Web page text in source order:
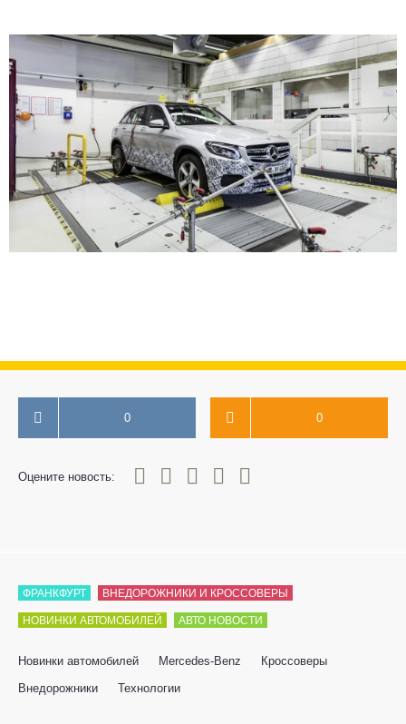
0 0
Оцените новость:
0
1 3 4 5
ФРАНКФУРТ ВНЕДОРОЖНИКИ И КРОССОВЕРЫ
НОВИНКИ АВТОМОБИЛЕЙ АВТО НОВОСТИ
Новинки автомобилей Mercedes-Benz
Кроссоверы
Внедорожники
Технологии